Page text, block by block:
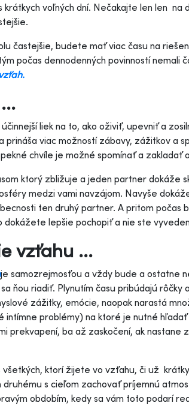
voľných dní. Nečakajte len len na
častejšie, budete mať viac času na
počas dennodenných povinností nemali
liek na to, ako oživiť, upevniť a
prináša viac možností zábavy, zážitkov a
chvíle je možné spomínať a zakladať
ktorý zbližuje a jeden partner dokáže
medzi vami navzájom. Navyše
ten druhý partner. A pritom počas
dokážete lepšie pochopiť a nie ste
vzťahu ...
je samozrejmosťou a vždy bude a ostatne
ňou riadiť. Plynutím času pribúdajú rôčky
zážitky, emócie, naopak narastá
intímne problémy) na ktoré je nutné
prekvapení, ba až zaskočení, ak nastane
ktorí žijete vo vzťahu, či už
s cieľom zachovať príjemnú
obdobím, kedy sa vám toto podarí